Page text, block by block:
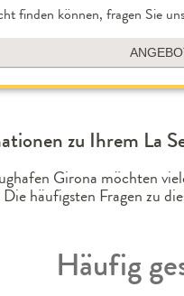
finden können, fragen Sie
zu Ihrem La
Girona möchten
häufigsten Fragen zu
Häufig